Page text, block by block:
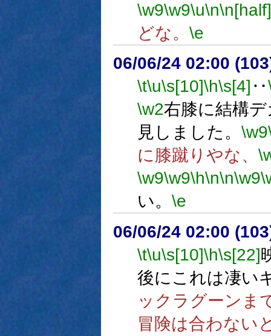
\w9\w9\u\n\n[half]
どな。 \e
06/06/24 02:00
\t\u\s[10]\h\s[4] ‥
\w2右膝に結構
見しました。 \w9
に膝蹴りやな、
\w9\w9\h\n\n\w9
い。 \e
06/06/24 02:00
\t\u\s[10]\h\s[22]
後にこれは凄い
ックラグーンま
冒険は合わない